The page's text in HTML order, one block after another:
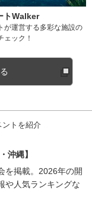
トWalker
が運営する多彩な施設の
ェック！
トを紹介
沖縄】
を掲載。2026年の開
や人気ランキングな